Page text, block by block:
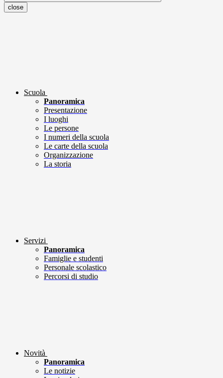
close
Scuola
Panoramica
Presentazione
I luoghi
Le persone
I numeri della scuola
Le carte della scuola
Organizzazione
La storia
Servizi
Panoramica
Famiglie e studenti
Personale scolastico
Percorsi di studio
Novità
Panoramica
Le notizie